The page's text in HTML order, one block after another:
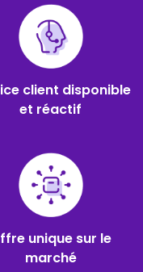
client disponible
et réactif
unique sur le
marché